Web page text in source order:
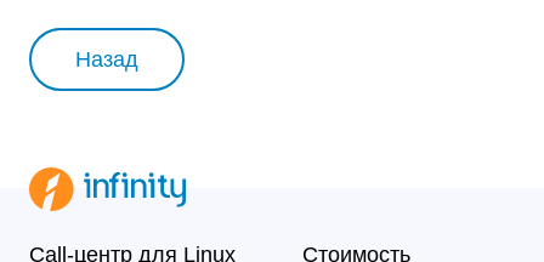
Назад
Call-центр для Linux Стоимость